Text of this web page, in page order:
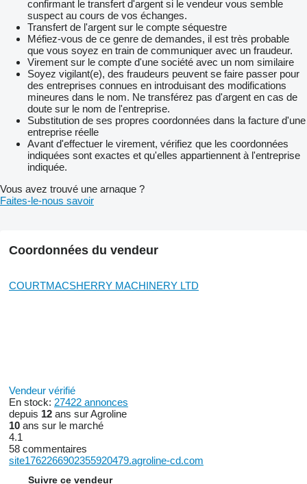
confirmant le transfert d'argent si le vendeur vous semble
suspect au cours de vos échanges.
Transfert de l'argent sur le compte séquestre
Méfiez-vous de ce genre de demandes, il est très probable
que vous soyez en train de communiquer avec un fraudeur.
Virement sur le compte d'une société avec un nom similaire
Soyez vigilant(e), des fraudeurs peuvent se faire passer pour
des entreprises connues en introduisant des modifications
mineures dans le nom. Ne transférez pas d'argent en cas de
doute sur le nom de l'entreprise.
Substitution de ses propres coordonnées dans la facture d'une
entreprise réelle
Avant d'effectuer le virement, vérifiez que les coordonnées
indiquées sont exactes et qu'elles appartiennent à l'entreprise
indiquée.
Vous avez trouvé une arnaque ?
Faites-le-nous savoir
Coordonnées du vendeur
COURTMACSHERRY MACHINERY LTD
Vendeur vérifié
En stock: 27422 annonces
depuis 12 ans sur Agroline
10 ans sur le marché
4.1
58 commentaires
site1762266902355920479.agroline-cd.com
Suivre ce vendeur